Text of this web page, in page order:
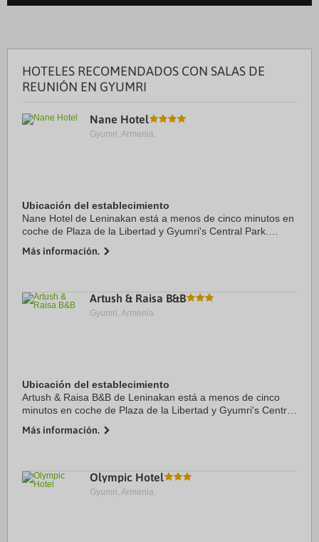
HOTELES RECOMENDADOS CON SALAS DE
REUNIÓN EN GYUMRI
Nane Hotel
Gyumri, Armenia.
Ubicación del establecimiento
Nane Hotel de Leninakan está a menos de cinco minutos en
coche de Plaza de la Libertad y Gyumri's Central Park.
National Architecture and Urban Life of ...
Más información.
Artush & Raisa B&B
Gyumri, Armenia.
Ubicación del establecimiento
Artush & Raisa B&B de Leninakan está a menos de cinco
minutos en coche de Plaza de la Libertad y Gyumri's Central
km de Museum of National ...
Más información.
Olympic Hotel
Gyumri, Armenia.